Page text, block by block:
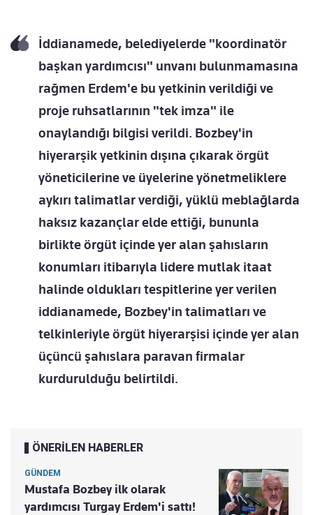
İddianamede, belediyelerde "koordinatör
başkan yardımcısı" unvanı bulunmamasına
rağmen Erdem'e bu yetkinin verildiği ve
proje ruhsatlarının "tek imza" ile
onaylandığı bilgisi verildi. Bozbey'in
hiyerarşik yetkinin dışına çıkarak örgüt
yöneticilerine ve üyelerine yönetmeliklere
aykırı talimatlar verdiği, yüklü meblağlarda
haksız kazançlar elde ettiği, bununla
birlikte örgüt içinde yer alan şahısların
konumları itibarıyla lidere mutlak itaat
halinde oldukları tespitlerine yer verilen
iddianamede, Bozbey'in talimatları ve
telkinleriyle örgüt hiyerarşisi içinde yer alan
üçüncü şahıslara paravan firmalar
kurdurulduğu belirtildi.
ÖNERİLEN HABERLER
GÜNDEM
Mustafa Bozbey ilk olarak
yardımcısı Turgay Erdem'i sattı!